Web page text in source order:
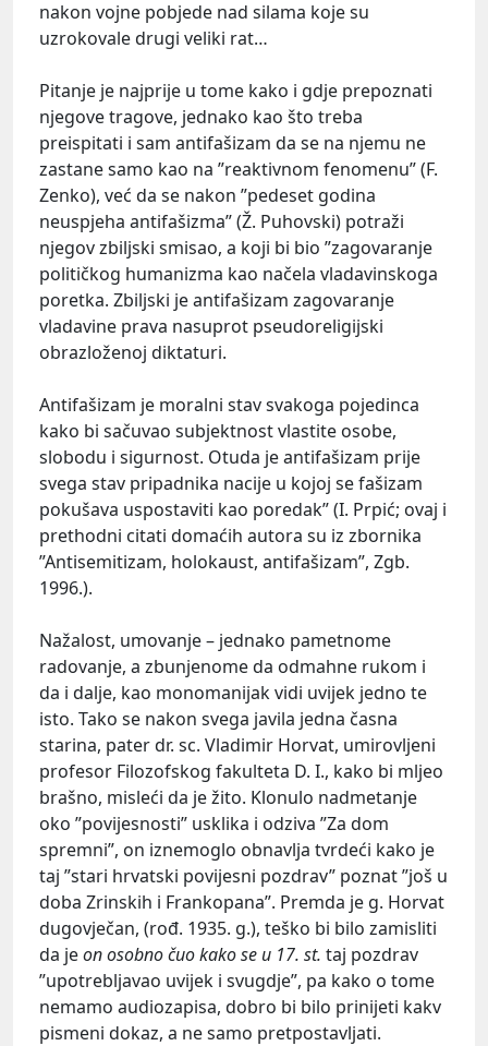
nakon vojne pobjede nad silama koje su
uzrokovale drugi veliki rat…
Pitanje je najprije u tome kako i gdje prepoznati
njegove tragove, jednako kao što treba
preispitati i sam antifašizam da se na njemu ne
zastane samo kao na ”reaktivnom fenomenu” (F.
Zenko), već da se nakon ”pedeset godina
neuspjeha antifašizma” (Ž. Puhovski) potraži
njegov zbiljski smisao, a koji bi bio ”zagovaranje
političkog humanizma kao načela vladavinskoga
poretka. Zbiljski je antifašizam zagovaranje
vladavine prava nasuprot pseudoreligijski
obrazloženoj diktaturi.
Antifašizam je moralni stav svakoga pojedinca
kako bi sačuvao subjektnost vlastite osobe,
slobodu i sigurnost. Otuda je antifašizam prije
svega stav pripadnika nacije u kojoj se fašizam
pokušava uspostaviti kao poredak” (I. Prpić; ovaj i
prethodni citati domaćih autora su iz zbornika
”Antisemitizam, holokaust, antifašizam”, Zgb.
1996.).
Nažalost, umovanje – jednako pametnome
radovanje, a zbunjenome da odmahne rukom i
da i dalje, kao monomanijak vidi uvijek jedno te
isto. Tako se nakon svega javila jedna časna
starina, pater dr. sc. Vladimir Horvat, umirovljeni
profesor Filozofskog fakulteta D. I., kako bi mljeo
brašno, misleći da je žito. Klonulo nadmetanje
oko ”povijesnosti” usklika i odziva ”Za dom
spremni”, on iznemoglo obnavlja tvrdeći kako je
taj ”stari hrvatski povijesni pozdrav” poznat ”još u
doba Zrinskih i Frankopana”. Premda je g. Horvat
dugovječan, (rođ. 1935. g.), teško bi bilo zamisliti
da jeon osobno čuo kako se u 17. st. taj pozdrav
”upotrebljavao uvijek i svugdje”, pa kako o tome
nemamo audiozapisa, dobro bi bilo prinijeti kakv
pismeni dokaz, a ne samo pretpostavljati.